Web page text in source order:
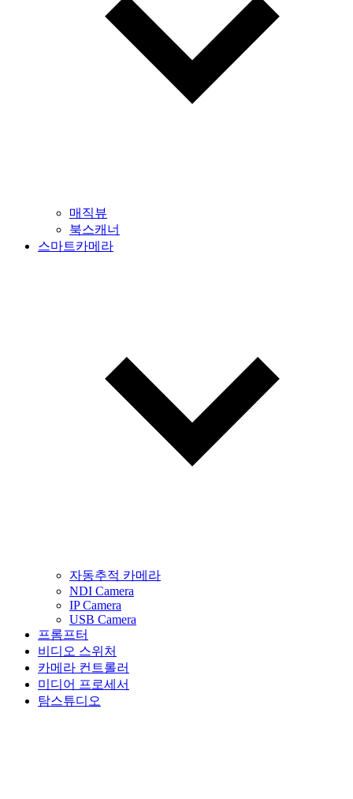
매직뷰
북스캐너
스마트카메라
자동추적 카메라
NDI Camera
IP Camera
USB Camera
프롬프터
비디오 스위처
카메라 컨트롤러
미디어 프로세서
탐스튜디오